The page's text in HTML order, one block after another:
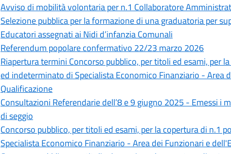
Avviso di mobilità volontaria per n.1 Collaboratore
Selezione pubblica per la formazione di una graduatoria per
Educatori assegnati ai Nidi d’infanzia Comunali
Referendum popolare confermativo 22/23 marzo 2026
Riapertura termini Concorso pubblico, per titoli ed esami, per
ed indeterminato di Specialista Economico Finanziario - Area
Qualificazione
Consultazioni Referendarie dell’8 e 9 giugno 2025 - Emessi i
di seggio
Concorso pubblico, per titoli ed esami, per la copertura di n.1
Specialista Economico Finanziario - Area dei Funzionari e